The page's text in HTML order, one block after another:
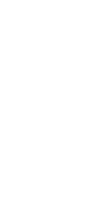
Bénéficiez d'un
opportunités
Notre cabinet
approfondies
vous permettre
j'ai lu et